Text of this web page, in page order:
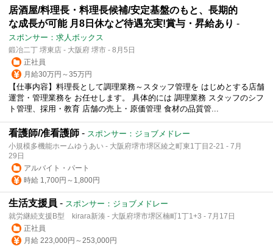
居酒屋/料理長・料理長候補/安定基盤のもと、長期的
な成長が可能 月8日休など待遇充実!賞与・昇給あり -
スポンサー：求人ボックス
鍛冶二丁 堺東店 - 大阪府 堺市 - 8月5日
正社員
月給30万円～35万円
【仕事内容】料理長として調理業務～スタッフ管理を はじめとする店舗
運営・管理業務を お任せします。 具体的には 調理業務 スタッフのシフ
ト管理、採用・教育 店舗の売上・原価管理 食材の品質管...
看護師/准看護師 - スポンサー：ジョブメドレー
小規模多機能ホームゆうあい - 大阪府堺市堺区綾之町東1丁目2-21 - 7月
29日
アルバイト・パート
時給 1,700円～1,800円
生活支援員 - スポンサー：ジョブメドレー
就労継続支援B型 kirara新湊 - 大阪府堺市堺区楠町1丁1+3 - 7月17日
正社員
月給 223,000円～253,000円